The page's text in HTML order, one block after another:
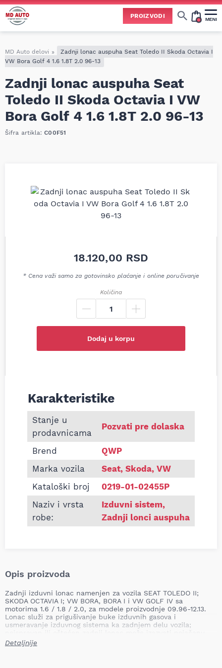
PROIZVODI MENI
MD Auto delovi »
Zadnji lonac auspuha Seat Toledo II Skoda Octavia I
VW Bora Golf 4 1.6 1.8T 2.0 96-13
Zadnji lonac auspuha Seat
Toledo II Skoda Octavia I VW
Bora Golf 4 1.6 1.8T 2.0 96-13
Šifra artikla:C00F51
18.120,00 RSD
* Cena važi samo za gotovinsko plaćanje i online poručivanje
Količina
Dodaj u korpu
Informacije o Zadnji lonac auspuha Seat Toledo II
Karakteristike
Stanje u
prodavnicama
Pozvati pre dolaska
Brend
QWP
Marka vozila
Seat, Skoda, VW
Kataloški broj
0219-01-02455P
Naziv i vrsta
robe:
Izduvni sistem,
Zadnji lonci auspuha
Opis proizvoda
Zadnji izduvni lonac namenjen za vozila SEAT TOLEDO II;
SKODA OCTAVIA I; VW BORA, BORA I i VW GOLF IV sa
motorima 1.6 / 1.8 / 2.0, za modele proizvodnje 09.96-12.13.
Lonac služi za prigušivanje buke izduvnih gasova i
usmeravanje izduvnog sistema ka zadnjem delu vozila;
buku, curenje izduvnih gasova, pogoršanje performansi
motora i neprolazak tehničkog pregleda.
Detaljnije